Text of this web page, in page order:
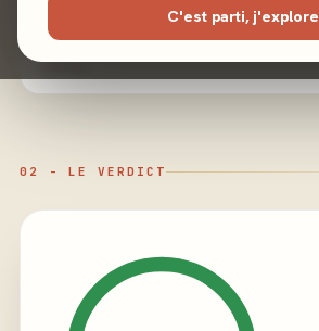
C'est parti, j'explore
Francesco De Benedittis
Éditeur
02 - LE VERDICT